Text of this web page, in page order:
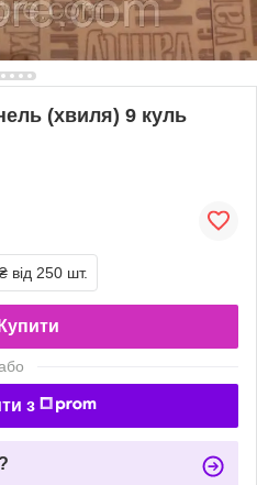
(хвиля) 9 куль
від 250 шт.
Купити
з